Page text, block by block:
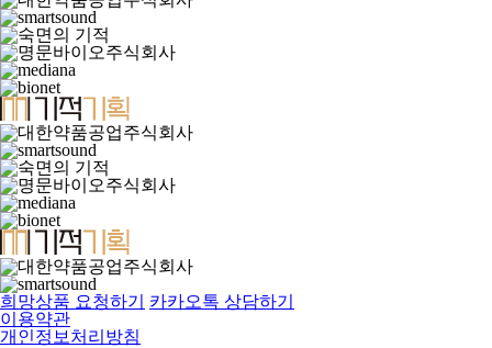
희망상품 요청하기
카카오톡 상담하기
이용약관
개인정보처리방침